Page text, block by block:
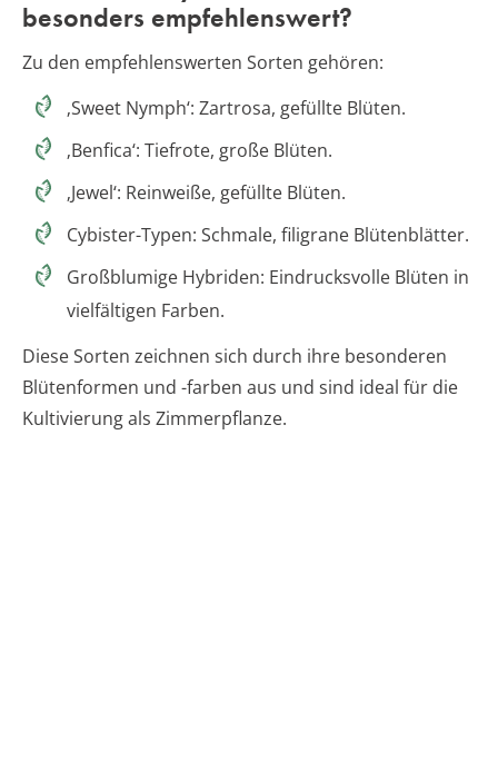
besonders empfehlenswert?
Zu den empfehlenswerten Sorten gehören:
‚Sweet Nymph‘: Zartrosa, gefüllte Blüten.
‚Benfica‘: Tiefrote, große Blüten.
‚Jewel‘: Reinweiße, gefüllte Blüten.
Cybister-Typen: Schmale, filigrane Blütenblätter.
Großblumige Hybriden: Eindrucksvolle Blüten in
vielfältigen Farben.
Diese Sorten zeichnen sich durch ihre besonderen
Blütenformen und -farben aus und sind ideal für die
Kultivierung als Zimmerpflanze.